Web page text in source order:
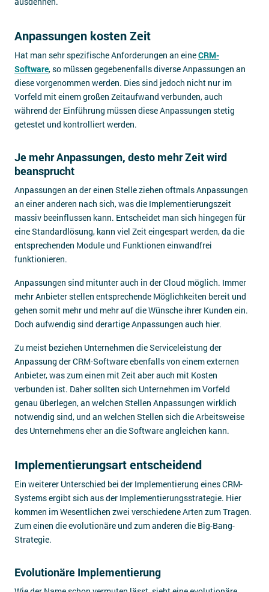
Anpassungen kosten Zeit
Hat man sehr spezifische Anforderungen an eineCRM-
Software, so müssen gegebenenfalls diverse Anpassungen an
diese vorgenommen werden. Dies sind jedoch nicht nur im
Vorfeld mit einem großen Zeitaufwand verbunden, auch
während der Einführung müssen diese Anpassungen stetig
getestet und kontrolliert werden.
Je mehr Anpassungen, desto mehr Zeit wird
beansprucht
Anpassungen an der einen Stelle ziehen oftmals Anpassungen
an einer anderen nach sich, was die Implementierungszeit
massiv beeinflussen kann. Entscheidet man sich hingegen für
eine Standardlösung, kann viel Zeit eingespart werden, da die
entsprechenden Module und Funktionen einwandfrei
funktionieren.
Anpassungen sind mitunter auch in der Cloud möglich. Immer
mehr Anbieter stellen entsprechende Möglichkeiten bereit und
gehen somit mehr und mehr auf die Wünsche ihrer Kunden ein.
Doch aufwendig sind derartige Anpassungen auch hier.
Zu meist beziehen Unternehmen die Serviceleistung der
Anpassung der CRM-Software ebenfalls von einem externen
Anbieter, was zum einen mit Zeit aber auch mit Kosten
verbunden ist. Daher sollten sich Unternehmen im Vorfeld
genau überlegen, an welchen Stellen Anpassungen wirklich
notwendig sind, und an welchen Stellen sich die Arbeitsweise
des Unternehmens eher an die Software angleichen kann.
Implementierungsart entscheidend
Ein weiterer Unterschied bei der Implementierung eines CRM-
Systems ergibt sich aus der Implementierungsstrategie. Hier
kommen im Wesentlichen zwei verschiedene Arten zum Tragen.
Zum einen die evolutionäre und zum anderen die Big-Bang-
Strategie.
Evolutionäre Implementierung